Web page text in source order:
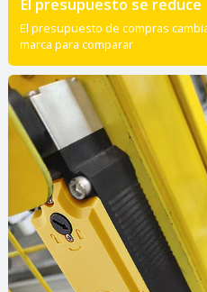
El presupuesto se reduce
El presupuesto de compras
marca para comparar